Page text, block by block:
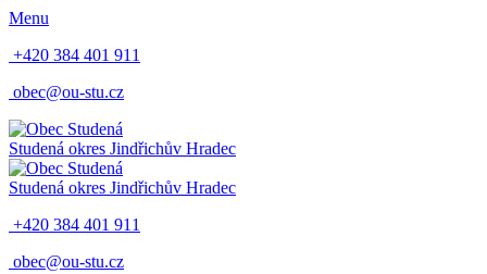
Menu
+420 384 401 911
obec@ou-stu.cz
Studená okres Jindřichův Hradec
Studená okres Jindřichův Hradec
+420 384 401 911
obec@ou-stu.cz